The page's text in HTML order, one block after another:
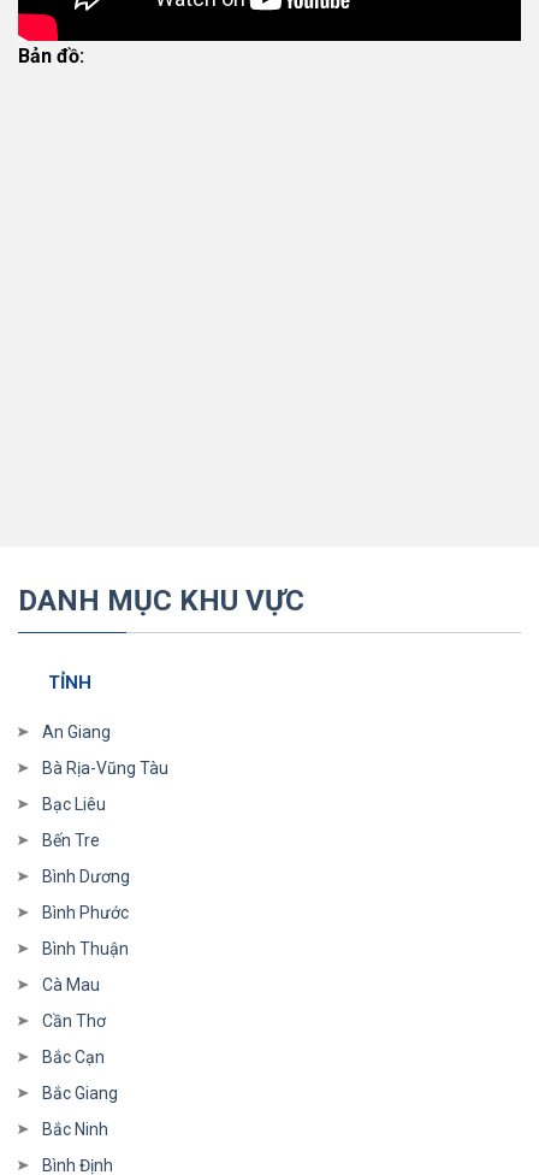
Bản đồ:
DANH MỤC KHU VỰC
TỈNH
An Giang
Bà Rịa-Vũng Tàu
Bạc Liêu
Bến Tre
Bình Dương
Bình Phước
Bình Thuận
Cà Mau
Cần Thơ
Bắc Cạn
Bắc Giang
Bắc Ninh
Bình Định